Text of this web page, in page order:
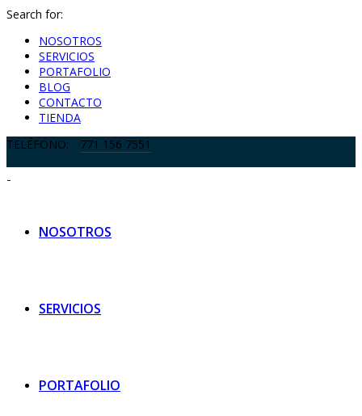
Search for:
NOSOTROS
SERVICIOS
PORTAFOLIO
BLOG
CONTACTO
TIENDA
TELÉFONO:
771 156 7551
NOSOTROS
SERVICIOS
PORTAFOLIO